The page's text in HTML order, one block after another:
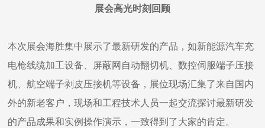
展会高光时刻回顾
本次展会海胜集中展示了最新研发的产品，如新能源汽车充
电枪线缆加工设备、屏蔽网自动翻切机、数控伺服端子压接
机、航空端子剥皮压接机等设备，展位现场汇集了来自国内
外的新老客户，现场和工程技术人员一起交流探讨最新研发
的产品成果和实例操作演示，一致得到了大家的肯定。